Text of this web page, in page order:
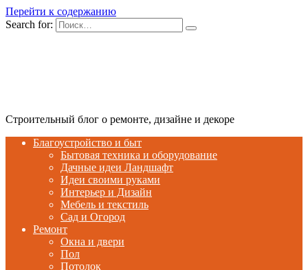
Перейти к содержанию
Search for:
Строительный блог о ремонте, дизайне и декоре
Благоустройство и быт
Бытовая техника и оборудование
Дачные идеи Ландшафт
Идеи своими руками
Интерьер и Дизайн
Мебель и текстиль
Сад и Огород
Ремонт
Окна и двери
Пол
Потолок